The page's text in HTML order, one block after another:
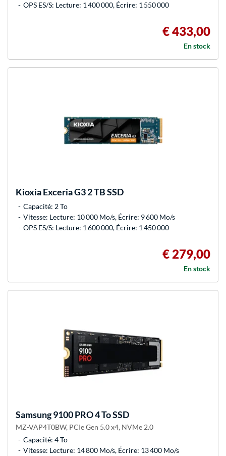
OPS ES/S: Lecture: 1 400 000, Écrire: 1 550 000
€ 433,00
En stock
KioxiaExceria G3 2 TB SSD
Capacité: 2 To
Vitesse: Lecture: 10 000 Mo/s, Écrire: 9 600 Mo/s
OPS ES/S: Lecture: 1 600 000, Écrire: 1 450 000
€ 279,00
En stock
Samsung9100 PRO 4 To SSD
MZ-VAP4T0BW, PCIe Gen 5.0 x4, NVMe 2.0
Capacité: 4 To
Vitesse: Lecture: 14 800 Mo/s, Écrire: 13 400 Mo/s